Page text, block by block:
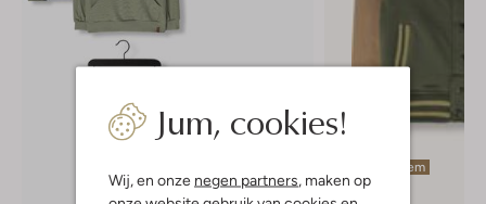
Jum, cookies!
Wij, en onze negen partners, maken op
Laatste item
-50%